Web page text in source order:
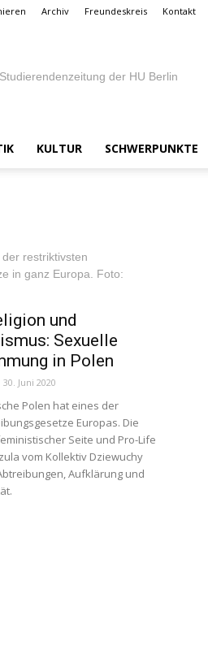
Archiv Freundeskreis Kontakt
KULTUR SCHWERPUNKTE
und
Sexuelle
in Polen
30. Juni 2020
Polen hat eines der
Europas. Die
Seite und Pro-Life
vom Kollektiv Dziewuchy
Aufklärung und